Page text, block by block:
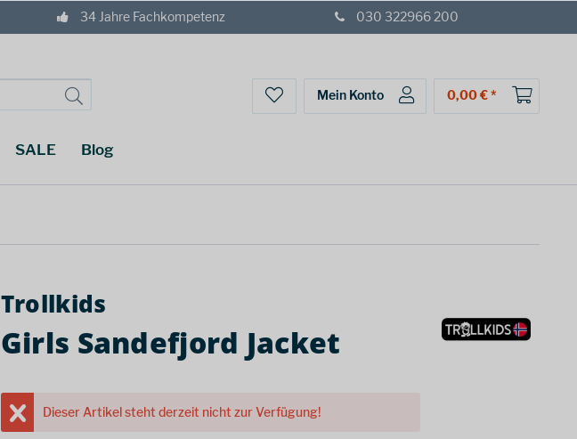
34 Jahre Fachkompetenz 030 322966 200
Mein Konto 0,00 € *
SALE Blog
Trollkids
Girls Sandefjord Jacket
Dieser Artikel steht derzeit nicht zur Verfügung!